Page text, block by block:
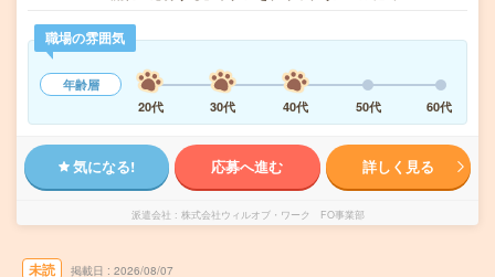
職場の雰囲気
年齢層
20代
30代 40代 50代 60代
気になる! 応募へ進む 詳しく見る
派遣会社 株式会社ウィルオブ・ワーク FO事業部
未読 掲載日 2026/08/07